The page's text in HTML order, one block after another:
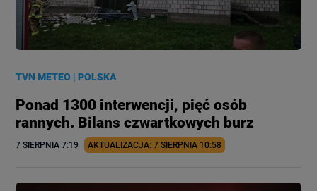
TVN METEO |POLSKA
Ponad 1300 interwencji, pięć osób
rannych. Bilans czwartkowych burz
7 SIERPNIA 7:19 AKTUALIZACJA: 7 SIERPNIA 10:58